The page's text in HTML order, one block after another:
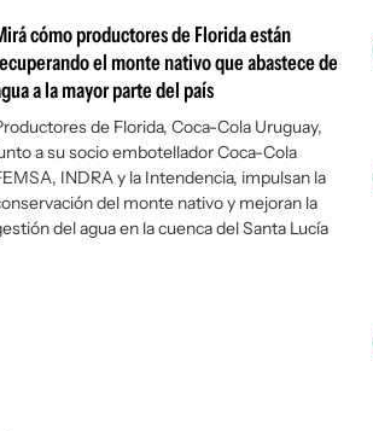
cómo productores de Florida están
el monte nativo que abastece de
a la mayor parte del país
de Florida, Coca-Cola Uruguay,
a su socio embotellador Coca-Cola
INDRA y la Intendencia, impulsan la
del monte nativo y mejoran la
del agua en la cuenca del Santa Lucía